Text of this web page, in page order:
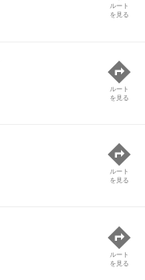
ルート
を見る
ルート
を見る
ルート
を見る
ルート
を見る